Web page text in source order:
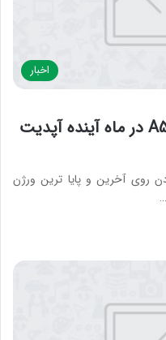
اخبار
سامسونگ گلکسی A5 Original در ماه آینده آپدیت
روی آخرین و پایا ترین ورژن